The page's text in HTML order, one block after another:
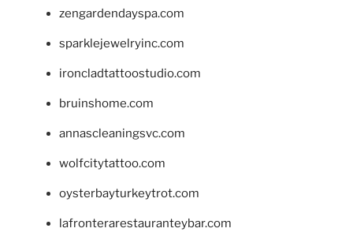
zengardendayspa.com
sparklejewelryinc.com
ironcladtattoostudio.com
bruinshome.com
annascleaningsvc.com
wolfcitytattoo.com
oysterbayturkeytrot.com
lafronterarestauranteybar.com